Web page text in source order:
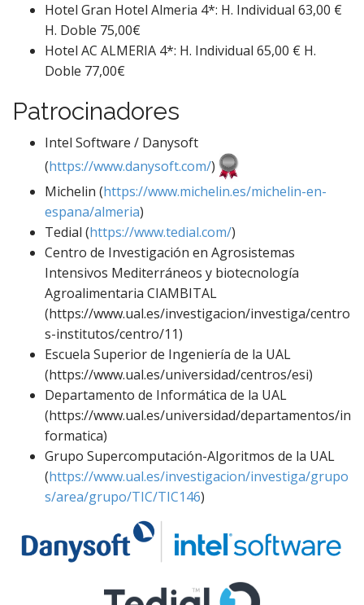
Hotel Gran Hotel Almeria 4*: H. Individual 63,00 €
H. Doble 75,00€
Hotel AC ALMERIA 4*: H. Individual 65,00 € H.
Doble 77,00€
Patrocinadores
Intel Software / Danysoft
(https://www.danysoft.com/)
Michelin (https://www.michelin.es/michelin-en-
espana/almeria)
Tedial (https://www.tedial.com/)
Centro de Investigación en Agrosistemas
Intensivos Mediterráneos y biotecnología
Agroalimentaria CIAMBITAL
(https://www.ual.es/investigacion/investiga/centro
s-institutos/centro/11)
Escuela Superior de Ingeniería de la UAL
(https://www.ual.es/universidad/centros/esi)
Departamento de Informática de la UAL
(https://www.ual.es/universidad/departamentos/in
formatica)
Grupo Supercomputación-Algoritmos de la UAL
(https://www.ual.es/investigacion/investiga/grupo
s/area/grupo/TIC/TIC146)